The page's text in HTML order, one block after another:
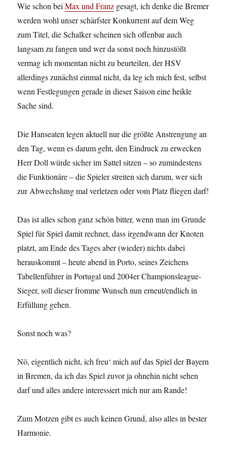
Wie schon beiMax und Franz gesagt, ich denke die Bremer
werden wohl unser schärfster Konkurrent auf dem Weg
zum Titel, die Schalker scheinen sich offenbar auch
langsam zu fangen und wer da sonst noch hinzustößt
vermag ich momentan nicht zu beurteilen, der HSV
allerdings zunächst einmal nicht, da leg ich mich fest, selbst
wenn Festlegungen gerade in dieser Saison eine heikle
Sache sind.
Die Hanseaten legen aktuell nur die größte Anstrengung an
den Tag, wenn es darum geht, den Eindruck zu erwecken
Herr Doll würde sicher im Sattel sitzen – so zumindestens
die Funktionäre – die Spieler streiten sich darum, wer sich
zur Abwechslung mal verletzen oder vom Platz fliegen darf!
Das ist alles schon ganz schön bitter, wenn man im Grunde
Spiel für Spiel damit rechnet, dass irgendwann der Knoten
platzt, am Ende des Tages aber (wieder) nichts dabei
herauskommt – heute abend in Porto, seines Zeichens
Tabellenführer in Portugal und 2004er Championsleague-
Sieger, soll dieser fromme Wunsch nun erneut/endlich in
Erfüllung gehen.
Sonst noch was?
Nö, eigentlich nicht, ich freu‘ mich auf das Spiel der Bayern
in Bremen, da ich das Spiel zuvor ja ohnehin nicht sehen
darf und alles andere interessiert mich nur am Rande!
Zum Motzen gibt es auch keinen Grund, also alles in bester
Harmonie.